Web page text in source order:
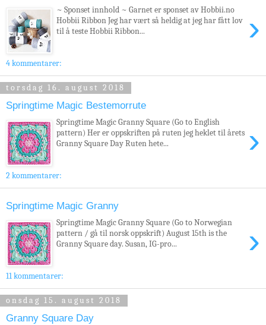
›
~ Sponset innhold ~ Garnet er sponset av Hobbii.no
Hobbii Ribbon Jeg har vært så heldig at jeg har fått lov
til å teste Hobbii Ribbon...
4 kommentarer:
torsdag 16. august 2018
Springtime Magic Bestemorrute
›
Springtime Magic Granny Square (Go to English
pattern) Her er oppskriften på ruten jeg heklet til årets
Granny Square Day Ruten hete...
2 kommentarer:
Springtime Magic Granny
›
Springtime Magic Granny Square (Go to Norwegian
pattern / gå til norsk oppskrift) August 15th is the
Granny Square day. Susan, IG-pro...
11 kommentarer:
onsdag 15. august 2018
Granny Square Day